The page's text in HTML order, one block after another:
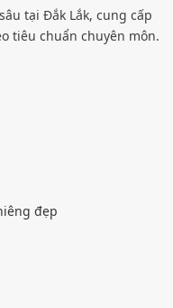
tại Đắk Lắk, cung cấp
tiêu chuẩn chuyên môn.
đẹp